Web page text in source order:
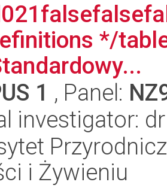
*/
1 , Panel:
investigator:
i Żywieniu